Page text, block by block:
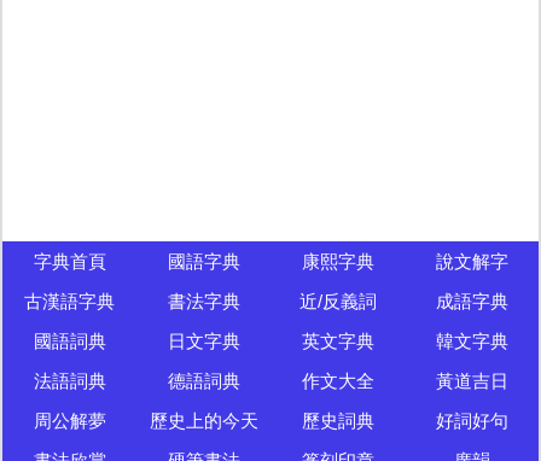
字典首頁 國語字典 康熙字典
說文解字
古漢語字典
書法字典 近/反義詞
成語字典
國語詞典
日文字典 英文字典
韓文字典
法語詞典
德語詞典 作文大全
黃道吉日
周公解夢
歷史上的今天 歷史詞典
好詞好句